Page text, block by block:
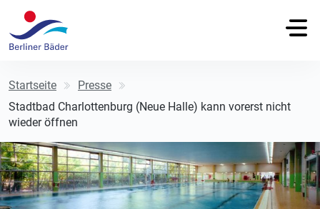
Startseite
Presse
Stadtbad Charlottenburg (Neue Halle) kann vorerst nicht
wieder öffnen